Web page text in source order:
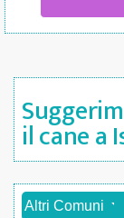
il cane a
Altri Comuni